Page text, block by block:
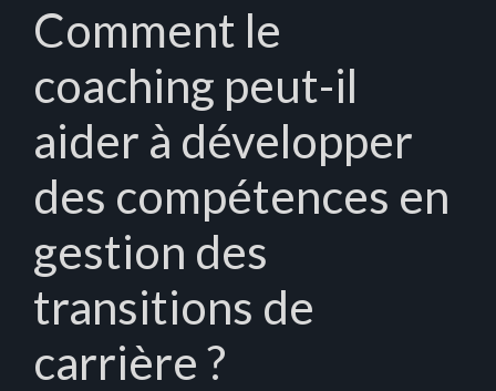
Comment le
coaching peut-il
aider à développer
des compétences en
gestion des
transitions de
carrière ?